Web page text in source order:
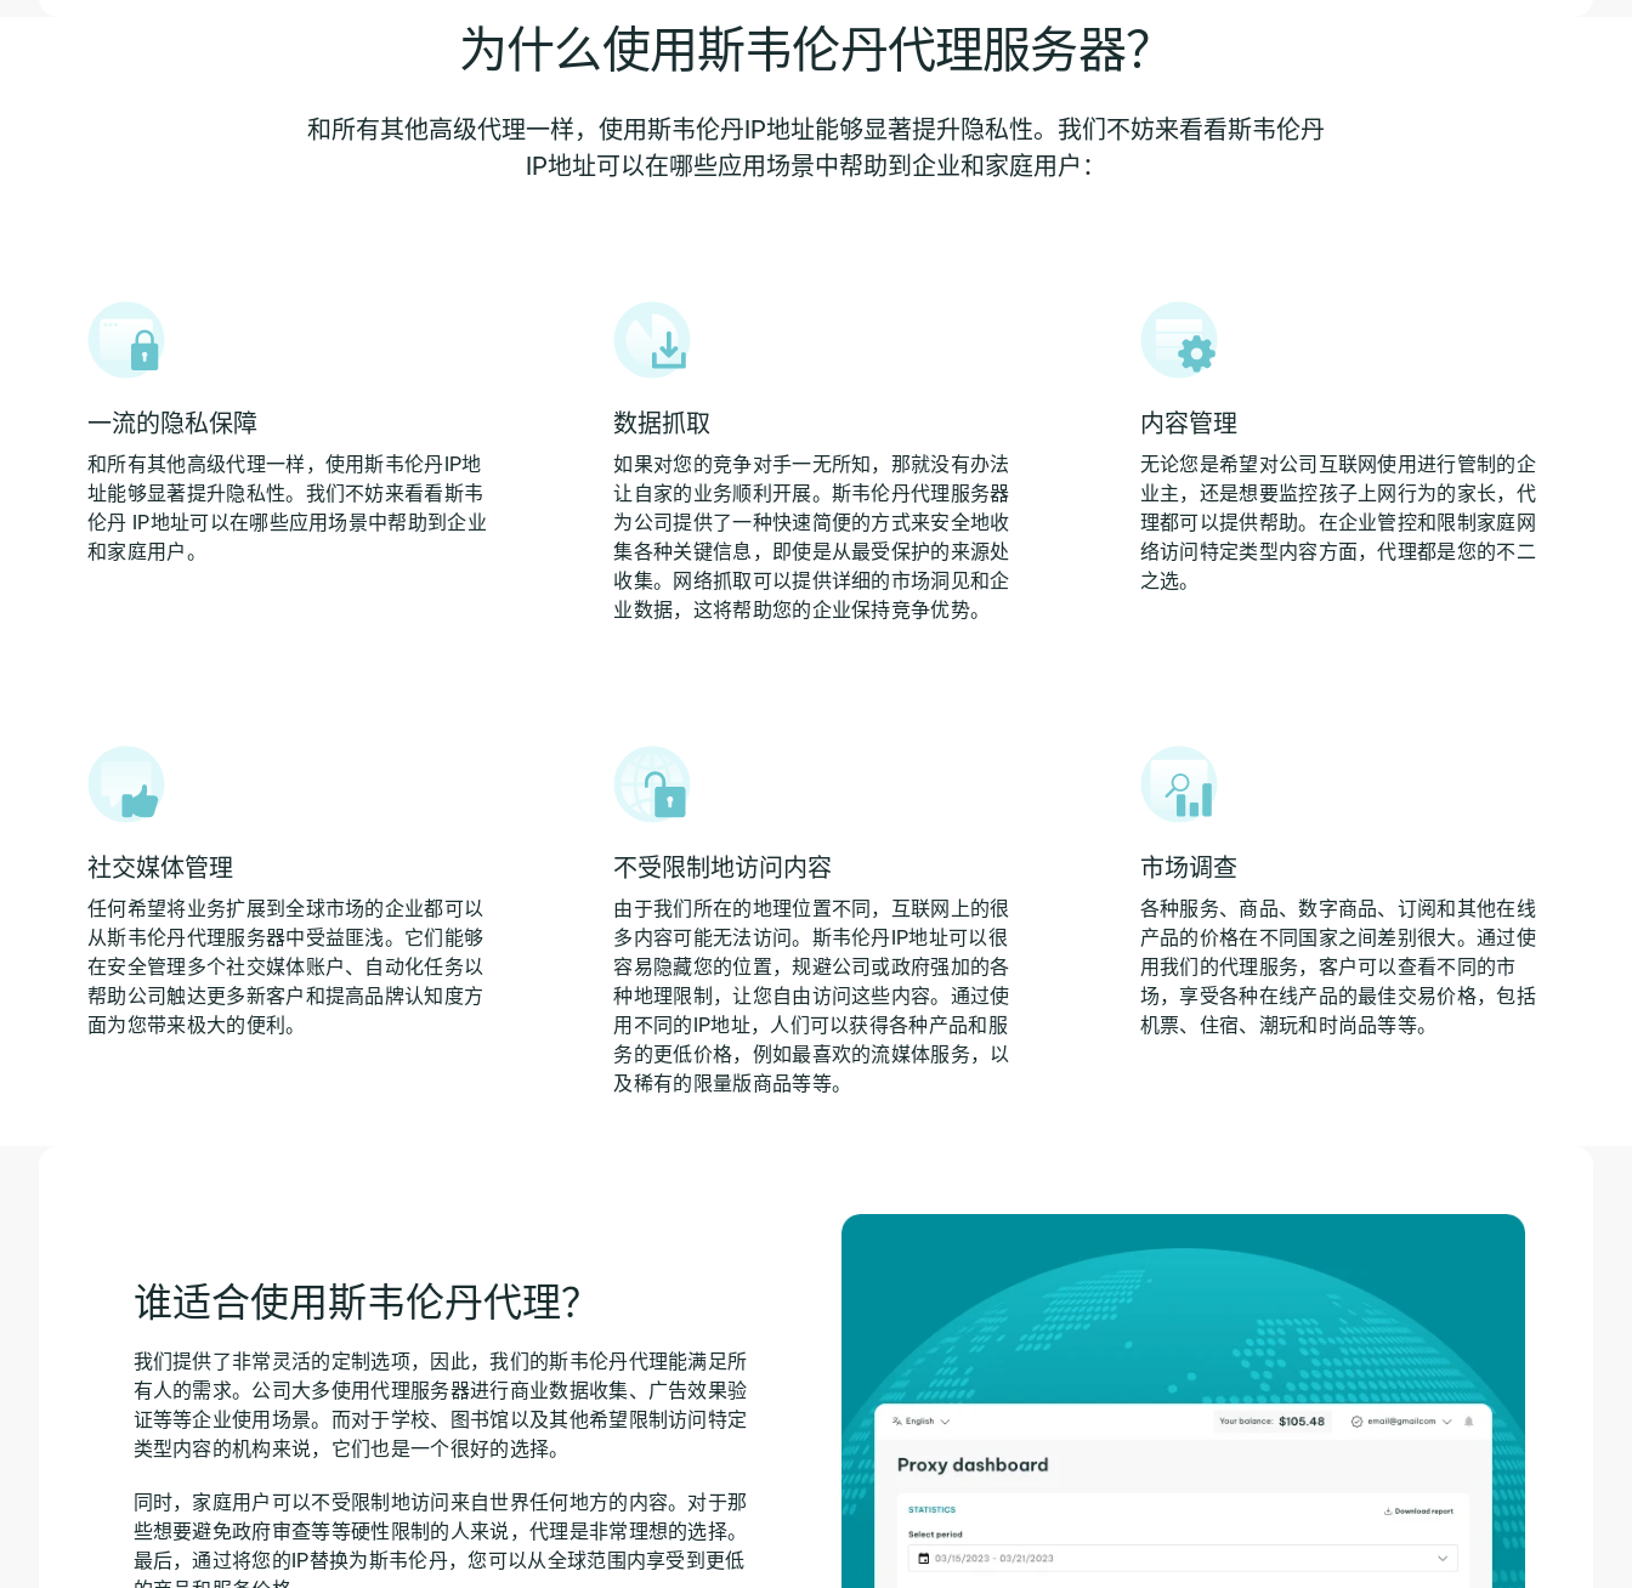
为什么使用斯韦伦丹代理服务器？
和所有其他高级代理一样，使用斯韦伦丹IP地址能够显著提升隐私性。我们不妨来看看斯韦伦丹
IP地址可以在哪些应用场景中帮助到企业和家庭用户：
一流的隐私保障
和所有其他高级代理一样，使用斯韦伦丹IP地
址能够显著提升隐私性。我们不妨来看看斯韦
伦丹 IP地址可以在哪些应用场景中帮助到企业
和家庭用户。
数据抓取
如果对您的竞争对手一无所知，那就没有办法
让自家的业务顺利开展。斯韦伦丹代理服务器
为公司提供了一种快速简便的方式来安全地收
集各种关键信息，即使是从最受保护的来源处
收集。网络抓取可以提供详细的市场洞见和企
业数据，这将帮助您的企业保持竞争优势。
内容管理
无论您是希望对公司互联网使用进行管制的企
业主，还是想要监控孩子上网行为的家长，代
理都可以提供帮助。在企业管控和限制家庭网
络访问特定类型内容方面，代理都是您的不二
之选。
社交媒体管理
任何希望将业务扩展到全球市场的企业都可以
从斯韦伦丹代理服务器中受益匪浅。它们能够
在安全管理多个社交媒体账户、自动化任务以
帮助公司触达更多新客户和提高品牌认知度方
面为您带来极大的便利。
不受限制地访问内容
由于我们所在的地理位置不同，互联网上的很
多内容可能无法访问。斯韦伦丹IP地址可以很
容易隐藏您的位置，规避公司或政府强加的各
种地理限制，让您自由访问这些内容。通过使
用不同的IP地址，人们可以获得各种产品和服
务的更低价格，例如最喜欢的流媒体服务，以
及稀有的限量版商品等等。
市场调查
各种服务、商品、数字商品、订阅和其他在线
产品的价格在不同国家之间差别很大。通过使
用我们的代理服务，客户可以查看不同的市
场，享受各种在线产品的最佳交易价格，包括
机票、住宿、潮玩和时尚品等等。
谁适合使用斯韦伦丹代理？
我们提供了非常灵活的定制选项，因此，我们的斯韦伦丹代理能满足所
有人的需求。公司大多使用代理服务器进行商业数据收集、广告效果验
证等等企业使用场景。而对于学校、图书馆以及其他希望限制访问特定
类型内容的机构来说，它们也是一个很好的选择。
同时，家庭用户可以不受限制地访问来自世界任何地方的内容。对于那
些想要避免政府审查等等硬性限制的人来说，代理是非常理想的选择。
最后，通过将您的IP替换为斯韦伦丹，您可以从全球范围内享受到更低